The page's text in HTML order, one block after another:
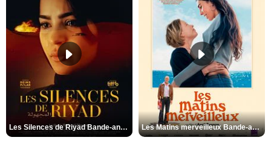
Les Silences de Riyad Bande-annonce VO STFR Les Matins merveilleux Bande-annonce VF